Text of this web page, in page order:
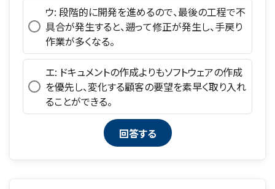
ウ: 段階的に開発を進めるので、最後の工程で不
具合が発生すると、遡って修正が発生し、手戻り
作業が多くなる。
エ: ドキュメントの作成よりもソフトウェアの作成
を優先し、変化する顧客の要望を素早く取り入れ
ることができる。